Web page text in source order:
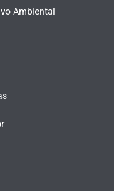
Ambiental